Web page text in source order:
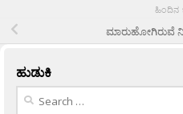
ಹಿಂದಿನ
ಮಾರುಹೋಗಿರುವೆ
ಹುಡುಕಿ
Search